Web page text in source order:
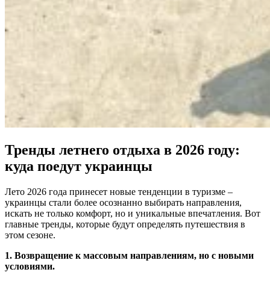
Тренды летнего отдыха в 2026 году:
куда поедут украинцы
Лето 2026 года принесет новые тенденции в туризме –
украинцы стали более осознанно выбирать направления,
искать не только комфорт, но и уникальные впечатления. Вот
главные тренды, которые будут определять путешествия в
этом сезоне.
1. Возвращение к массовым направлениям, но с новыми
условиями.